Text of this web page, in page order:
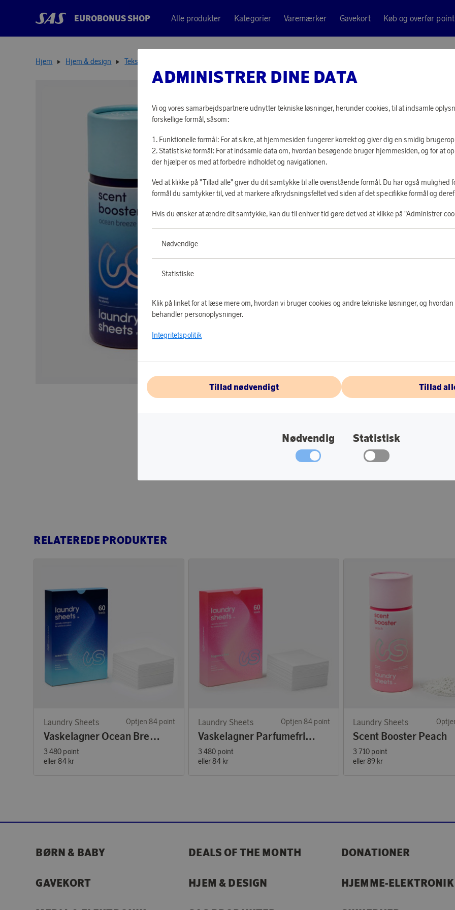
EUROBONUS SHOP Alle produkter Kategorier Varemærker Gavekort Køb og overfør point
Hjem Hjem & design Tekstiler
SCENT
3 710 point
eller 89 kr
LOG IND FOR
Forbedre
duftkugler. De er
Laundry Sheets til
til 14 uger.
Duftkuglerne
Nem at dosere
Duftkuglerne
Specifikationer:
RELATEREDE PRODUKTER
Laundry Sheets Optjen 84 point
Vaskelagner Ocean Breeze 60 vaske
3 480 point
eller84 kr
Laundry Sheets Optjen 84 point
Vaskelagner Parfumefri 60 vaske
3 480 point
eller84 kr
Laundry Sheets
Scent Booster Peach
3 710 point
eller89 kr
ADMINISTRER DINE DATA
Vi og vores samarbejdspartnere udnytter tekniske løsninger, herunder cookies, til at indsamle
forskellige formål, såsom:
Funktionelle formål: For at sikre, at hjemmesiden fungerer korrekt og giver dig en smidig
Statistiske formål: For at indsamle data om, hvordan besøgende bruger hjemmesiden, og for at
der hjælper os med at forbedre indholdet og navigationen.
Ved at klikke på "Tillad alle" giver du dit samtykke til alle ovenstående formål. Du har også mulighed
formål du samtykker til, ved at markere afkrydsningsfeltet ved siden af det specifikke formål og
Hvis du ønsker at ændre dit samtykke, kan du til enhver tid gøre det ved at klikke på "Administrer
Nødvendige
Statistiske
Klik på linket for at læse mere om, hvordan vi bruger cookies og andre tekniske løsninger, og
behandler personoplysninger.
Integritetspolitik
Tillad nødvendigt Tillad
Nødvendig Statistisk
BØRN & BABY DEALS OF THE MONTH DONATIONER
GAVEKORT HJEM & DESIGN HJEMME-ELEKTRONIK